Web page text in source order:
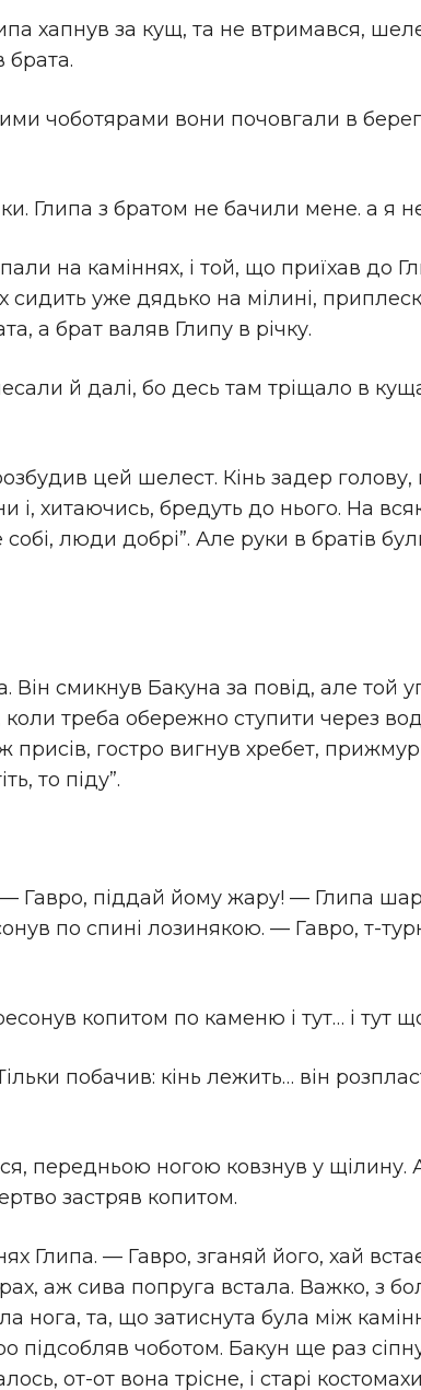
хапнув за кущ, та не втримався,
брата.
чоботярами вони почовгали в
Глипа з братом не бачили мене. а я
на каміннях, і той, що приїхав до
сидить уже дядько на мілині,
а брат валяв Глипу в річку.
й далі, бо десь там тріщало в
цей шелест. Кінь задер
і, хитаючись, бредуть до нього. На
люди добрі”. Але руки в братів
смикнув Бакуна за повід, але той
треба обережно ступити через
гостро вигнув хребет,
то піду”.
Гавро, піддай йому жару! — Глипа
по спині лозинякою. — Гавро, т-
копитом по каменю і тут… і тут
побачив: кінь лежить… він
передньою ногою ковзнув у щілину.
застряв копитом.
Глипа. — Гавро, зганяй його, хай
аж сива попруга встала. Важко, з
нога, та, що затиснута була між
підсобляв чоботом. Бакун ще раз
от-от вона трісне, і старі